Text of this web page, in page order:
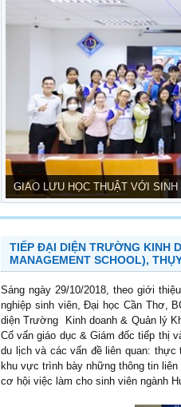
GIAO LƯU HỌC THUẬT VỚI
TIẾP ĐẠI DIỆN TRƯỜNG KINH
MANAGEMENT SCHOOL),
Sáng ngày 29/10/2018, theo giới
nghiệp sinh viên, Đại học Cần Thơ,
diện Trường Kinh doanh & Quản lý
Cố vấn giáo dục & Giám đốc tiếp thị
du lịch và các vấn đề liên quan: thực
khu vực trình bày những thông tin
cơ hội việc làm cho sinh viên ngành